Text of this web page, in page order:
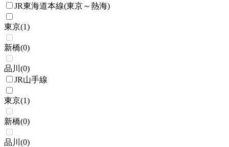
JR東海道本線(東京～熱海)
東京(1)
新橋(0)
品川 (0)
JR山手線
東京(1)
新橋(0)
品川 (0)